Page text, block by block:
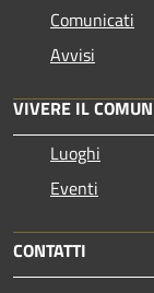
Comunicati
Avvisi
VIVERE IL
Luoghi
Eventi
CONTATTI